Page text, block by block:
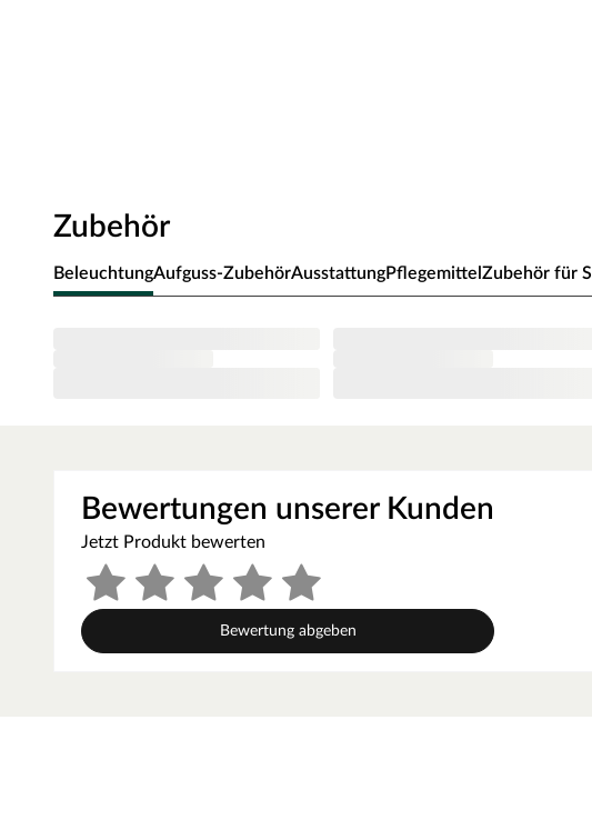
beigefügten Montageanleitungen.
Zubehör
BeleuchtungAufguss-ZubehörAusstattungPflegemittel Zubehör für
Bewertungen unserer Kunden
Jetzt Produkt bewerten
Bewertung abgeben